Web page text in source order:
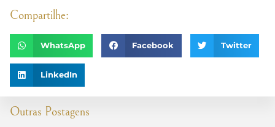
Outras Postagens
Compartilhe:
WhatsApp Facebook Twitter
LinkedIn